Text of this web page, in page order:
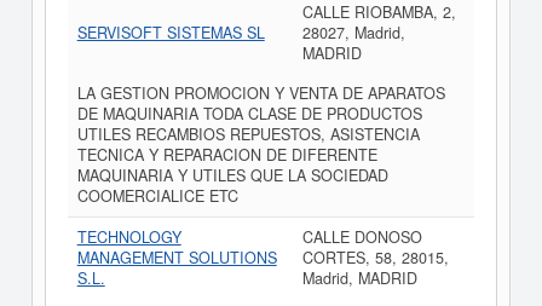
SERVISOFT SISTEMAS SL
CALLE RIOBAMBA, 2,
28027, Madrid,
MADRID
LA GESTION PROMOCION Y VENTA DE APARATOS
DE MAQUINARIA TODA CLASE DE PRODUCTOS
UTILES RECAMBIOS REPUESTOS, ASISTENCIA
TECNICA Y REPARACION DE DIFERENTE
MAQUINARIA Y UTILES QUE LA SOCIEDAD
COOMERCIALICE ETC
TECHNOLOGY
MANAGEMENT SOLUTIONS
S.L.
CALLE DONOSO
CORTES, 58, 28015,
Madrid, MADRID